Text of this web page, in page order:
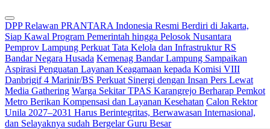
DPP Relawan PRANTARA Indonesia Resmi Berdiri di Jakarta,
Siap Kawal Program Pemerintah hingga Pelosok Nusantara
Pemprov Lampung Perkuat Tata Kelola dan Infrastruktur RS
Bandar Negara Husada Kemenag Bandar Lampung Sampaikan
Aspirasi Penguatan Layanan Keagamaan kepada Komisi VIII
Danbrigif 4 Marinir/BS Perkuat Sinergi dengan Insan Pers Lewat
Media Gathering Warga Sekitar TPAS Karangrejo Berharap Pemkot
Metro Berikan Kompensasi dan Layanan Kesehatan Calon Rektor
Unila 2027–2031 Harus Berintegritas, Berwawasan Internasional,
dan Selayaknya sudah Bergelar Guru Besar